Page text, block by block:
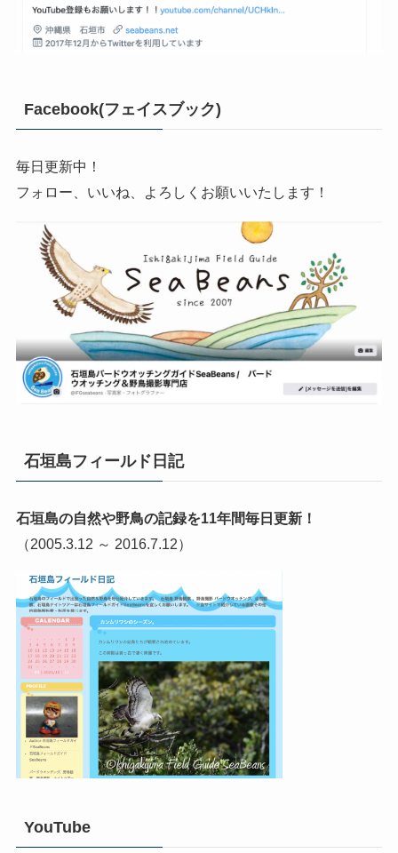
Facebook(フェイスブック)
毎日更新中！
フォロー、いいね、よろしくお願いいたします！
石垣島フィールド日記
石垣島の自然や野鳥の記録を11年間毎日更新！
（2005.3.12 ～ 2016.7.12）
YouTube